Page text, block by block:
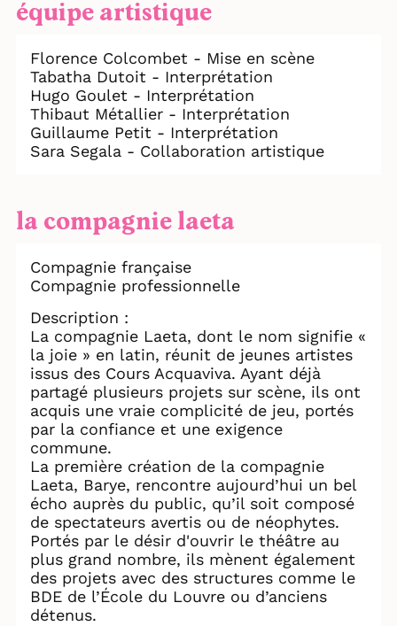
équipe artistique
Florence Colcombet - Mise en scène
Tabatha Dutoit - Interprétation
Hugo Goulet - Interprétation
Thibaut Métallier - Interprétation
Guillaume Petit - Interprétation
Sara Segala - Collaboration artistique
la compagnie laeta
Compagnie française
Compagnie professionnelle
Description :
La compagnie Laeta, dont le nom signifie «
la joie » en latin, réunit de jeunes artistes
issus des Cours Acquaviva. Ayant déjà
partagé plusieurs projets sur scène, ils ont
acquis une vraie complicité de jeu, portés
par la confiance et une exigence
commune.
La première création de la compagnie
Laeta, Barye, rencontre aujourd’hui un bel
écho auprès du public, qu’il soit composé
de spectateurs avertis ou de néophytes.
Portés par le désir d'ouvrir le théâtre au
plus grand nombre, ils mènent également
des projets avec des structures comme le
BDE de l’École du Louvre ou d’anciens
détenus.